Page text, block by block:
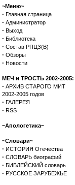
~Меню~
· Главная страница
· Администратор
· Выход
· Библиотека
· Состав РПЦЗ(В)
· Обзоры
· Новости
МЕЧ и ТРОСТЬ 2002-2005:
· АРХИВ СТАРОГО МИТ
2002-2005 годов
· ГАЛЕРЕЯ
· RSS
~Апологетика~
~Словари~
· ИСТОРИЯ Отечества
· СЛОВАРЬ биографий
· БИБЛЕЙСКИЙ словарь
· РУССКОЕ ЗАРУБЕЖЬЕ